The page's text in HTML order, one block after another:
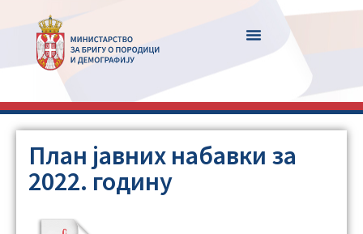
План јавних набавки за
2022. годину